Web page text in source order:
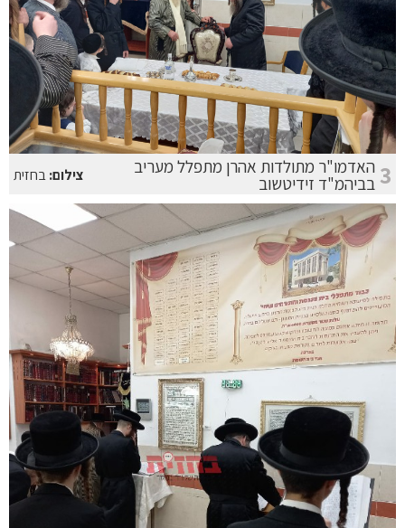
3 האדמו"ר מתולדות אהרן מתפלל מעריב
בביהמ"ד זידיטשוב צילום:בחזית